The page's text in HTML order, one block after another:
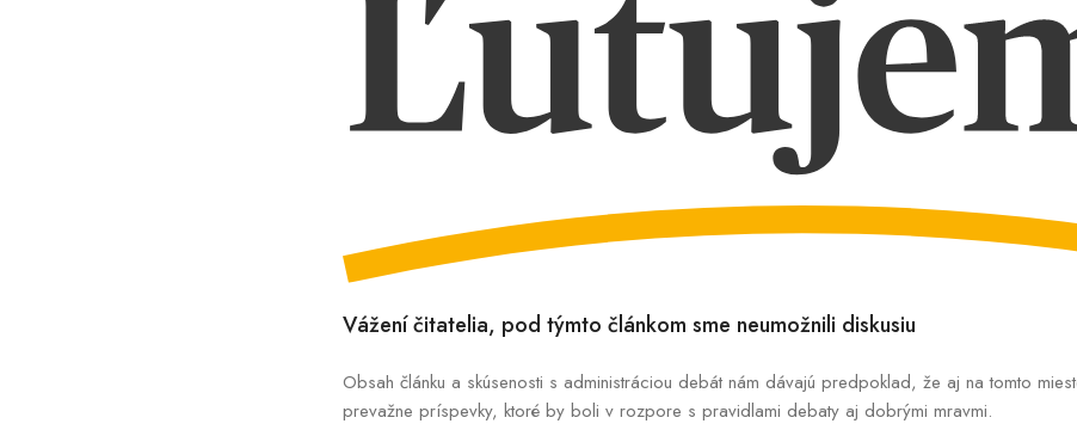
Vážení čitatelia, pod týmto článkom sme neumožnili diskusiu
Obsah článku a skúsenosti s administráciou debát nám dávajú predpoklad, že aj na tomto
prevažne príspevky, ktoré by boli v rozpore s pravidlami debaty aj dobrými mravmi.